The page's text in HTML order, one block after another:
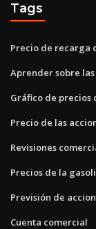
Tags
Precio de recarga
Aprender sobre
Gráfico de precios
Precio de las
Revisiones
Precios de la
Previsión de
Cuenta comercial